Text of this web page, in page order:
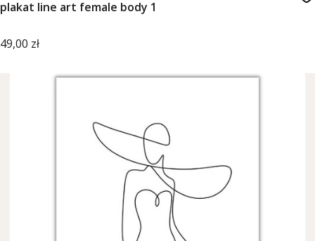
plakat line art female body 1
Cena
49,00 zł